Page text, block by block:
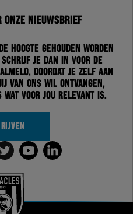
nieuwsbrief
hoogte gehouden worden
je dan in voor de
Doordat je zelf aan
van ons wil ontvangen,
voor jou relevant is.